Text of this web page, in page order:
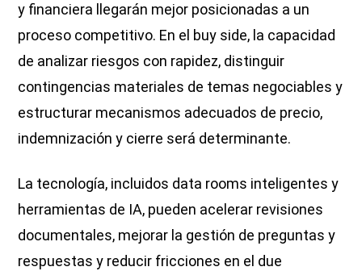
y financiera llegarán mejor posicionadas a un
proceso competitivo. En el buy side, la capacidad
de analizar riesgos con rapidez, distinguir
contingencias materiales de temas negociables y
estructurar mecanismos adecuados de precio,
indemnización y cierre será determinante.
La tecnología, incluidos data rooms inteligentes y
herramientas de IA, pueden acelerar revisiones
documentales, mejorar la gestión de preguntas y
respuestas y reducir fricciones en el due